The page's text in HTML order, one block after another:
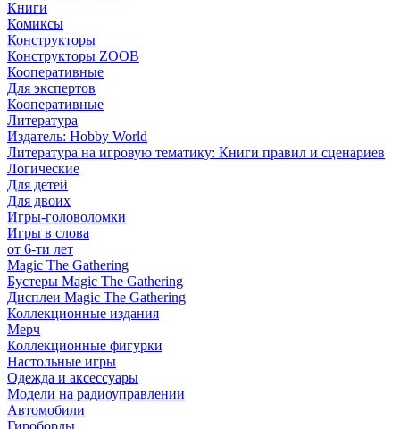
Книги
Комиксы
Конструкторы
Конструкторы ZOOB
Кооперативные
Для экспертов
Кооперативные
Литература
Издатель: Hobby World
Литература на игровую тематику: Книги правил и сценариев
Логические
Для детей
Для двоих
Игры-головоломки
Игры в слова
от 6-ти лет
Magic The Gathering
Бустеры Magic The Gathering
Дисплеи Magic The Gathering
Коллекционные издания
Мерч
Коллекционные фигурки
Настольные игры
Одежда и аксессуары
Модели на радиоуправлении
Автомобили
Гироборды